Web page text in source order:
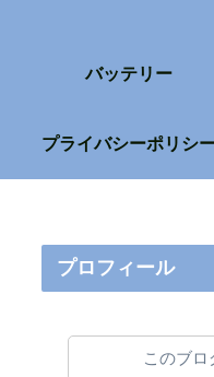
バッテリー
プライバシーポリシ
プロフィール
このブロ